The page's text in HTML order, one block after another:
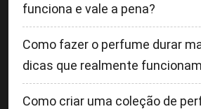
funciona e vale a pena?
Como fazer o perfume durar
dicas que realmente funcionam
Como criar uma coleção de